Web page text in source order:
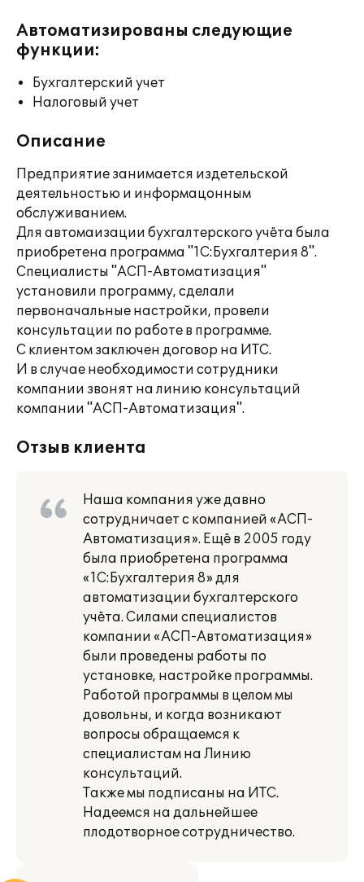
Автоматизированы следующие
функции:
Бухгалтерский учет
Налоговый учет
Описание
Предприятие занимается издетельской
деятельностью и информацонным
обслуживанием.
Для автомаизации бухгалтерского учёта была
приобретена программа "1С:Бухгалтерия 8".
Специалисты "АСП-Автоматизация"
установили программу, сделали
первоначальные настройки, провели
консультации по работе в программе.
С клиентом заключен договор на ИТС.
И в случае необходимости сотрудники
компании звонят на линию консультаций
компании "АСП-Автоматизация".
Отзыв клиента
Наша компания уже давно
сотрудничает с компанией «АСП-
Автоматизация». Ещё в 2005 году
была приобретена программа
«1С:Бухгалтерия 8» для
автоматизации бухгалтерского
учёта. Силами специалистов
компании «АСП-Автоматизация»
были проведены работы по
установке, настройке программы.
Работой программы в целом мы
довольны, и когда возникают
вопросы обращаемся к
специалистам на Линию
консультаций.
Также мы подписаны на ИТС.
Надеемся на дальнейшее
плодотворное сотрудничество.